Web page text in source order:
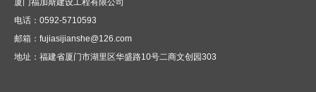
厦门福加斯建设工程有限公司
电话：0592-5710593
邮箱：fujiasijianshe@126.com
地址： 福建省厦门市湖里区华盛路10号二商文创园303